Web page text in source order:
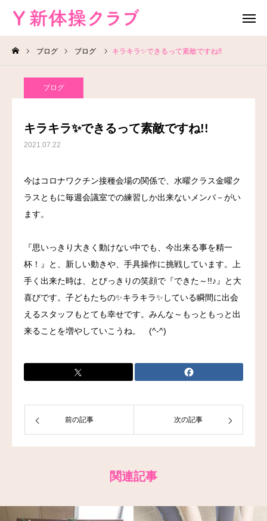
ブログ ブログ キラキラ✨できるって素敵ですね!!
ブログ
キラキラ✨できるって素敵ですね!!
2021.07.22
今はコロナワクチン接種会場の関係で、水曜クラス金曜ク
ラスともに毎週会議室での練習しか出来ないメンバ－がい
ます。
『思いっきり大きく動けない中でも、今出来る事を精一
杯！』と、新しい動きや、手具操作に挑戦しています。上
手く出来た時は、とびっきりの笑顔で『できた～!!♪』と大
喜びです。子どもたちの✨キラキラ✨している瞬間に出会
えるスタッフもとても幸せです。みんな～もっともっと出
来ることを増やしていこうね。 (^-^)
前の記事 次の記事
関連記事
無料体験
HOME
教室概要
ブログ